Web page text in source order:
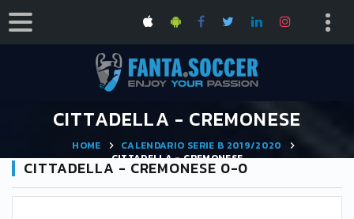
CITTADELLA - CREMONESE
HOME
CALENDARIO SERIE B 2019/2020
CITTADELLA - CREMONESE
CITTADELLA - CREMONESE 0-0